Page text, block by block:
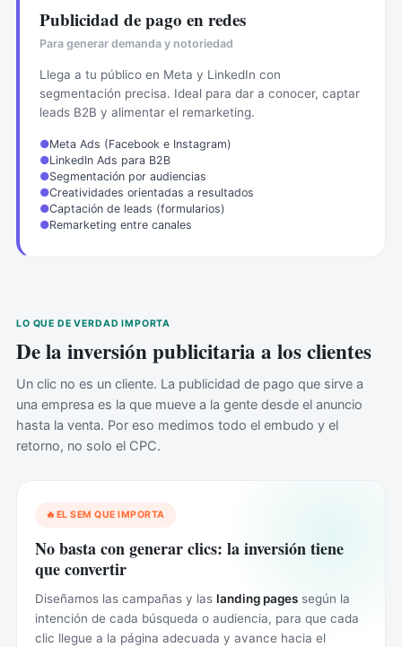
Publicidad de pago en redes
Para generar demanda y notoriedad
Llega a tu público en Meta y LinkedIn con
segmentación precisa. Ideal para dar a conocer, captar
leads B2B y alimentar el remarketing.
●Meta Ads (Facebook e Instagram)
●LinkedIn Ads para B2B
●Segmentación por audiencias
●Creatividades orientadas a resultados
●Captación de leads (formularios)
●Remarketing entre canales
LO QUE DE VERDAD IMPORTA
De la inversión publicitaria a los clientes
Un clic no es un cliente. La publicidad de pago que sirve a
una empresa es la que mueve a la gente desde el anuncio
hasta la venta. Por eso medimos todo el embudo y el
retorno, no solo el CPC.
EL SEM QUE IMPORTA
No basta con generar clics: la inversión tiene
que convertir
Diseñamos las campañas y las landing pages según la
intención de cada búsqueda o audiencia, para que cada
clic llegue a la página adecuada y avance hacia el